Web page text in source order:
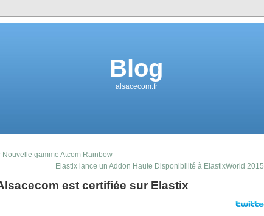
Blog
alsacecom.fr
Nouvelle gamme Atcom Rainbow
Elastix lance un Addon Haute Disponibilité à ElastixWorld 2015
est certifiée sur Elastix